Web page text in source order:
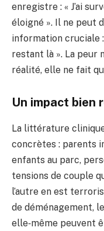
enregistre : « J’ai
éloigné ». Il ne peut
information cruciale
restant là ». La peur
réalité, elle ne fait
Un impact bien
La littérature
concrètes : parents
enfants au parc,
tensions de couple
l’autre en est
de déménagement,
elle‑même peuvent